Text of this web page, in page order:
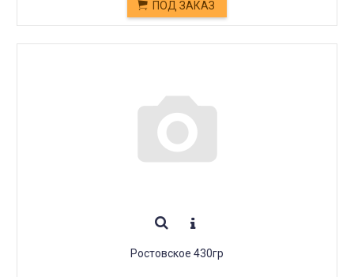
ПОД ЗАКАЗ
Ростовское 430гр